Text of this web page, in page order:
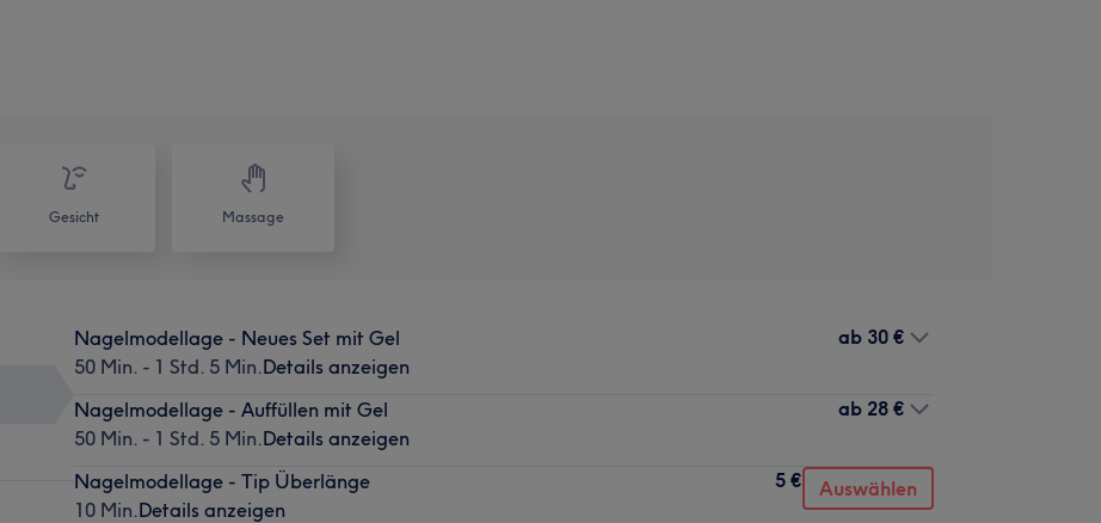
Gesicht Massage
Nagelmodellage - Neues Set mit Gel
50 Min. - 1 Std. 5 Min.Details anzeigen
ab 30 €
Nagelmodellage - Auffüllen mit Gel
50 Min. - 1 Std. 5 Min.Details anzeigen
ab 28 €
Nagelmodellage - Tip Überlänge
10 Min.Details anzeigen
5 € Auswählen